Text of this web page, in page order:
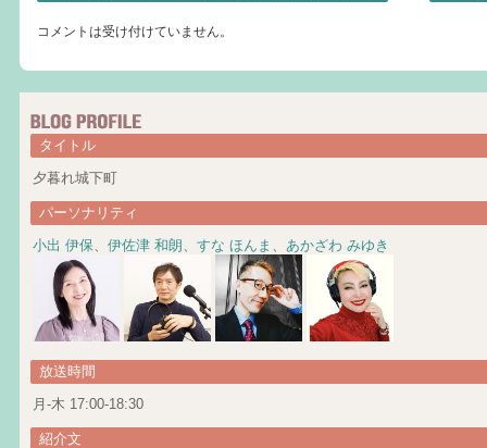
コメントは受け付けていません。
タイトル
夕暮れ城下町
パーソナリティ
小出 伊保
伊佐津 和朗 すな ほんま あかざわ みゆき
放送時間
月-木 17:00-18:30
紹介文